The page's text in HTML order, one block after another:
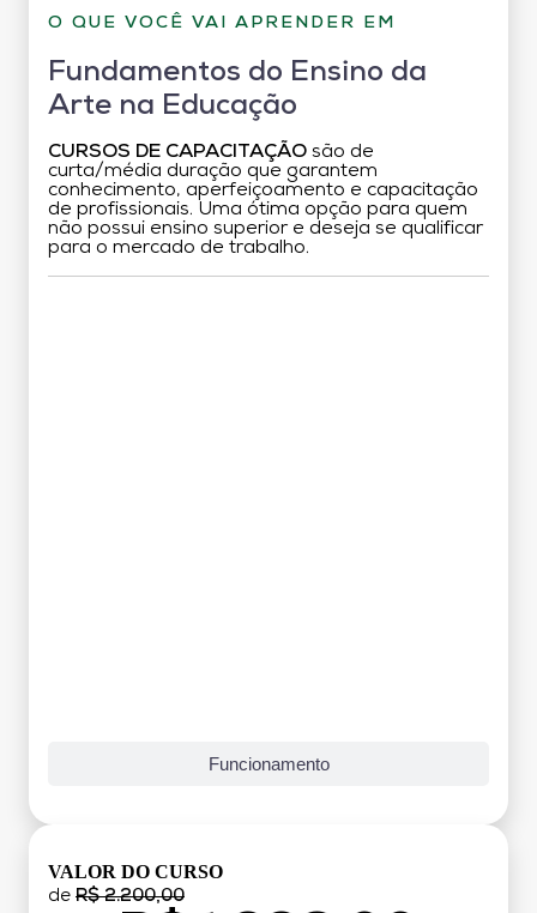
O QUE VOCÊ VAI APRENDER EM
Fundamentos do Ensino da
Arte na Educação
CURSOS DE CAPACITAÇÃO são de
curta/média duração que garantem
conhecimento, aperfeiçoamento e capacitação
de profissionais. Uma ótima opção para quem
não possui ensino superior e deseja se qualificar
para o mercado de trabalho.
Funcionamento
VALOR DO CURSO
de R$ 2.200,00